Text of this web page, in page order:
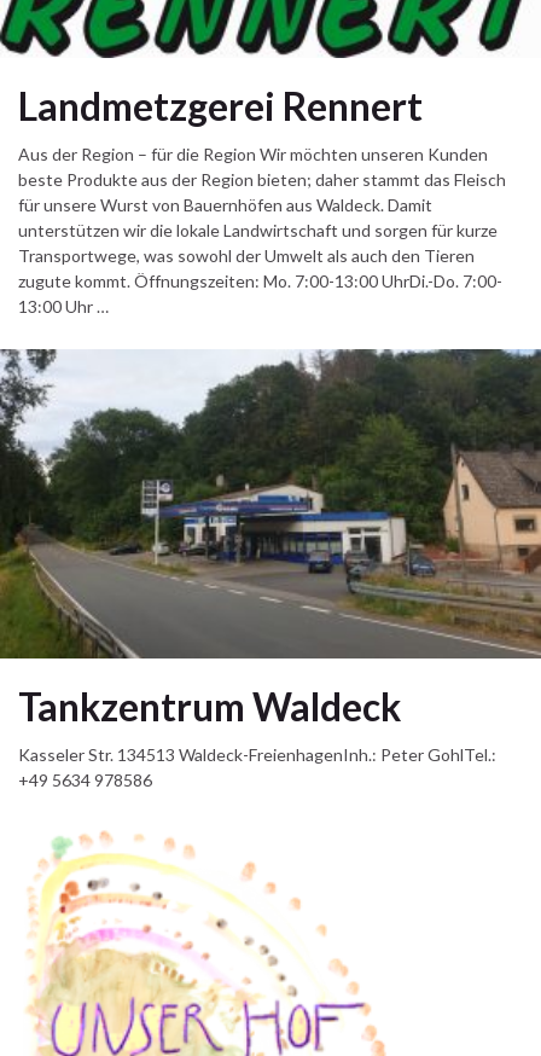
Landmetzgerei Rennert
Aus der Region – für die Region Wir möchten unseren Kunden
beste Produkte aus der Region bieten; daher stammt das Fleisch
für unsere Wurst von Bauernhöfen aus Waldeck. Damit
unterstützen wir die lokale Landwirtschaft und sorgen für kurze
Transportwege, was sowohl der Umwelt als auch den Tieren
zugute kommt. Öffnungszeiten: Mo. 7:00-13:00 UhrDi.-Do. 7:00-
13:00 Uhr …
Tankzentrum Waldeck
Kasseler Str. 134513 Waldeck-FreienhagenInh.: Peter GohlTel.:
+49 5634 978586